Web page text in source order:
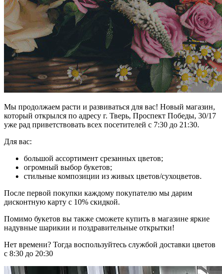
Мы продолжаем расти и развиваться для вас! Новый магазин,
который открылся по адресу г. Тверь, Проспект Победы, 30/17
уже рад приветствовать всех посетителей с 7:30 до 21:30.
Для вас:
большой ассортимент срезанных цветов;
огромный выбор букетов;
стильные композиции из живых цветов/сухоцветов.
После первой покупки каждому покупателю мы дарим
дисконтную карту с 10% скидкой.
Помимо букетов вы также сможете купить в магазине яркие
надувные шарикии и поздравительные открытки!
Нет времени? Тогда воспользуйтесь службой доставки цветов
с 8:30 до 20:30